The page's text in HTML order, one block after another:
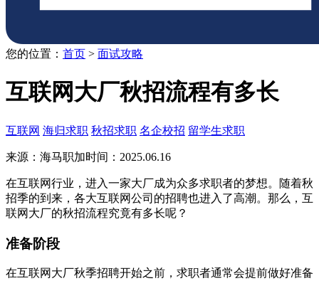
您的位置： 首页 > 面试攻略
互联网大厂秋招流程有多长
互联网 海归求职 秋招求职 名企校招 留学生求职
来源：海马职加时间：2025.06.16
在互联网行业，进入一家大厂成为众多求职者的梦想。随着秋
招季的到来，各大互联网公司的招聘也进入了高潮。那么，互
联网大厂的秋招流程究竟有多长呢？
准备阶段
在互联网大厂秋季招聘开始之前，求职者通常会提前做好准备